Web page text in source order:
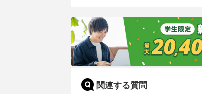
関連する質問